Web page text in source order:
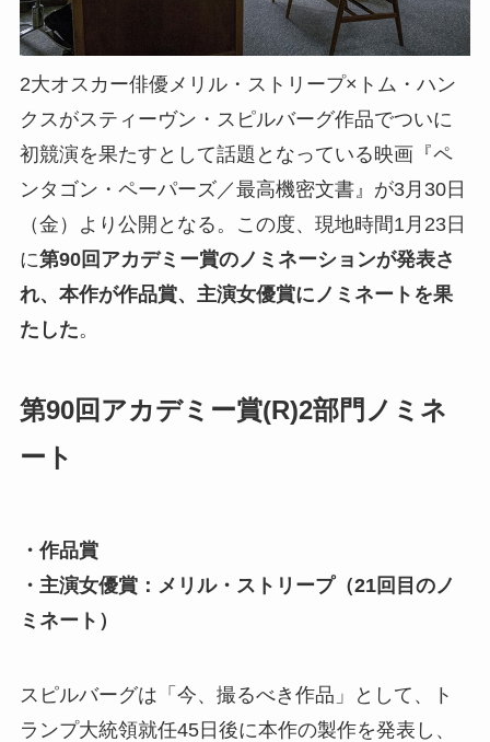
2大オスカー俳優メリル・ストリープ×トム・ハン
クスがスティーヴン・スピルバーグ作品でついに
初競演を果たすとして話題となっている映画『ペ
ンタゴン・ペーパーズ／最高機密文書』が3月30日
（金）より公開となる。この度、現地時間1月23日
に第90回アカデミー賞のノミネーションが発表さ
れ、本作が作品賞、主演女優賞にノミネートを果
たした。
第90回アカデミー賞(R)2部門ノミネ
ート
・作品賞
・主演女優賞：メリル・ストリープ（21回目のノ
ミネート）
スピルバーグは「今、撮るべき作品」として、ト
ランプ大統領就任45日後に本作の製作を発表し、